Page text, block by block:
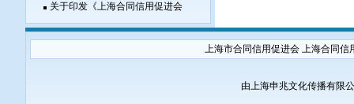
关于印发《上海合同信用促进会
上海市合同信用促进会 上海合同
由上海申兆文化传播有限